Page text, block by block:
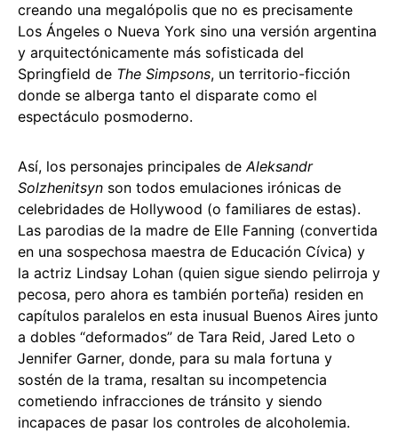
creando una megalópolis que no es precisamente
Los Ángeles o Nueva York sino una versión argentina
y arquitectónicamente más sofisticada del
Springfield de The Simpsons, un territorio-ficción
donde se alberga tanto el disparate como el
espectáculo posmoderno.
Así, los personajes principales deAleksandr
Solzhenitsyn son todos emulaciones irónicas de
celebridades de Hollywood (o familiares de estas).
Las parodias de la madre de Elle Fanning (convertida
en una sospechosa maestra de Educación Cívica) y
la actriz Lindsay Lohan (quien sigue siendo pelirroja y
pecosa, pero ahora es también porteña) residen en
capítulos paralelos en esta inusual Buenos Aires junto
a dobles “deformados” de Tara Reid, Jared Leto o
Jennifer Garner, donde, para su mala fortuna y
sostén de la trama, resaltan su incompetencia
cometiendo infracciones de tránsito y siendo
incapaces de pasar los controles de alcoholemia.